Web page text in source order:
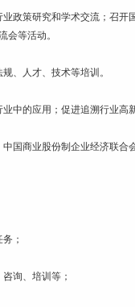
政策研究和学术交流；召开
会等活动。
、人才、技术等培训。
中的应用；促进追溯行业高
国商业股份制企业经济联合
；
询、培训等；